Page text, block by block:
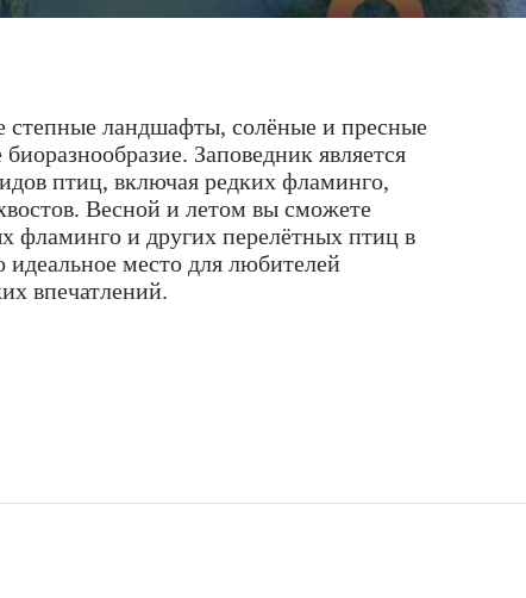
степные ландшафты, солёные и пресные
Заповедник является
птиц, включая редких фламинго,
Весной и летом вы сможете
фламинго и других перелётных птиц в
идеальное место для любителей
впечатлений.